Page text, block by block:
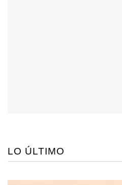
LO ÚLTIMO